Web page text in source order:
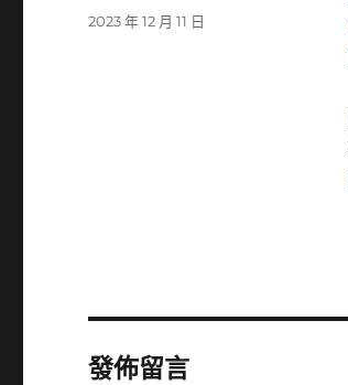
發
2023 年 12 月 11 日
發佈留言